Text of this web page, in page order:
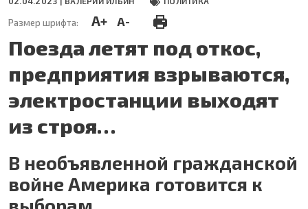
Размер шрифта: A+ A-
Поезда летят под откос,
предприятия взрываются,
электростанции выходят
из строя…
В необъявленной гражданской
войне Америка готовится к